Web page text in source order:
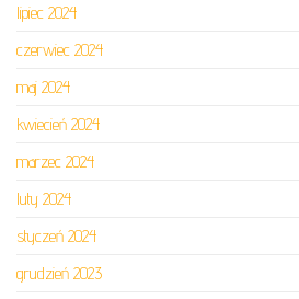
lipiec 2024
czerwiec 2024
maj 2024
kwiecień 2024
marzec 2024
luty 2024
styczeń 2024
grudzień 2023